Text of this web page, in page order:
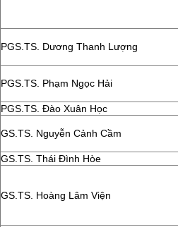
PGS.TS. Dương Thanh Lượng
PGS.TS. Phạm Ngọc Hải
PGS.TS. Đào Xuân Học
GS.TS. Nguyễn Cảnh Cầm
GS.TS. Thái Đình Hòe
GS.TS. Hoàng Lâm Viện